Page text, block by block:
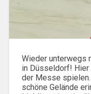
Wieder unterwegs
in Düsseldorf! Hier
der Messe
schöne Gelände